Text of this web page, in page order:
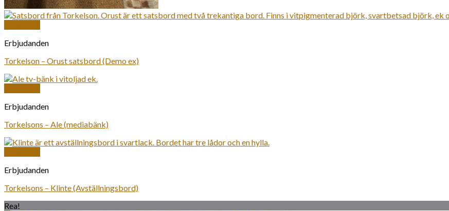
Erbjudanden
Torkelson – Orust satsbord (Demo ex)
Erbjudanden
Torkelsons – Ale (mediabänk)
Erbjudanden
Torkelsons – Klinte (Avställningsbord)
Rea!